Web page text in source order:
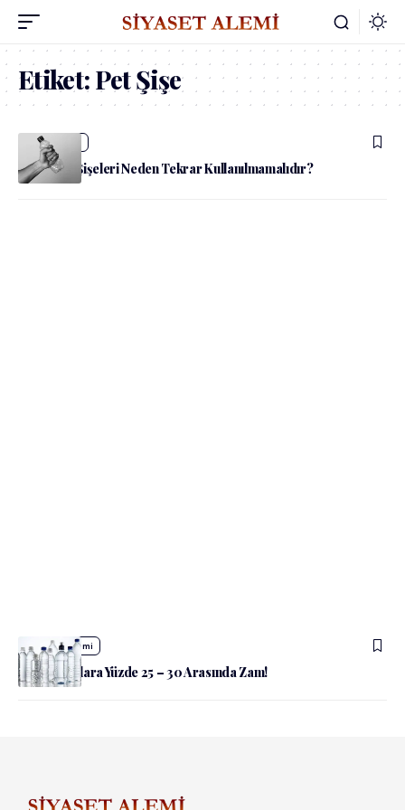
Etiket:Pet Şişe
admin
Plastik Su Şişeleri Neden Tekrar Kullanılmamalıdır?
admin Ekonomi
Pet Şişe Sulara Yüzde 25 – 30 Arasında Zam!